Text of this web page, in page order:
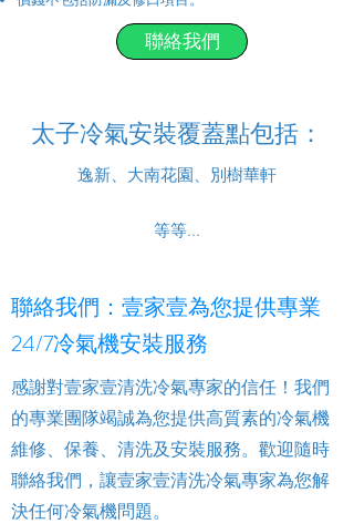
聯絡我們
太子冷氣安裝覆蓋點包括：
逸新、大南花園、別樹華軒
等等...
聯絡我們：壹家壹為您提供專業
24/7冷氣機安裝服務
感謝對壹家壹清洗冷氣專家的信任！我們
的專業團隊竭誠為您提供高質素的冷氣機
維修、保養、清洗及安裝服務。歡迎隨時
聯絡我們，讓壹家壹清洗冷氣專家為您解
決任何冷氣機問題。